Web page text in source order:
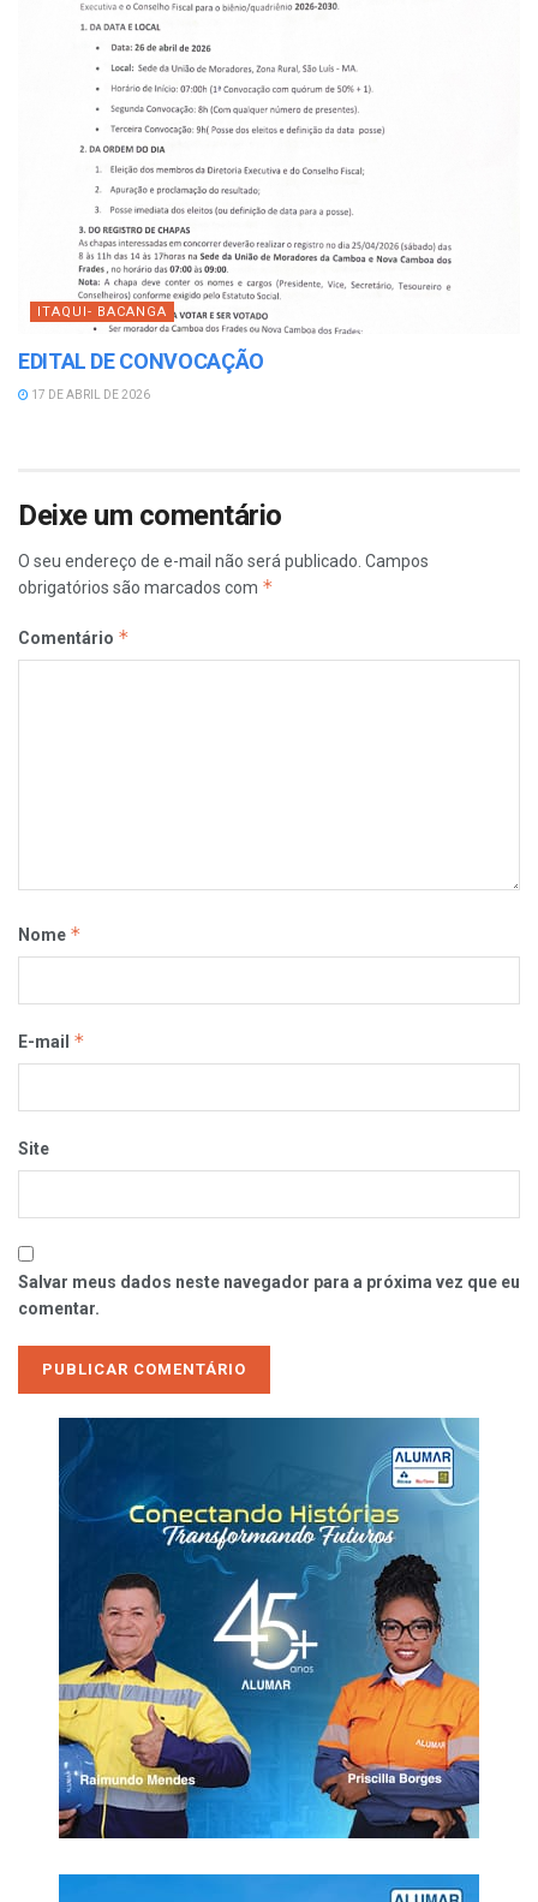
ITAQUI- BACANGA
EDITAL DE CONVOCAÇÃO
17 DE ABRIL DE 2026
Deixe um comentário
O seu endereço de e-mail não será publicado. Campos
obrigatórios são marcados com *
Comentário *
Nome *
E-mail *
Site
Salvar meus dados neste navegador para a próxima vez que eu
comentar.